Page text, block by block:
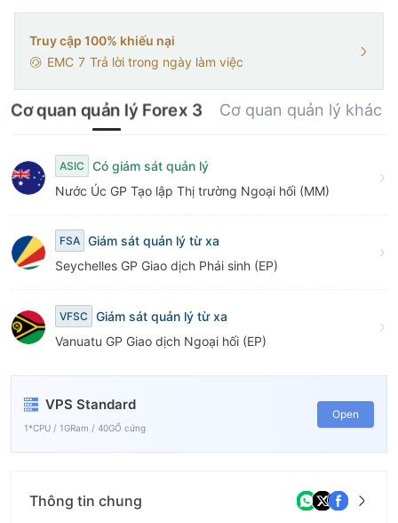
Truy cập 100% khiếu nại
EMC 7 Trả lời trong ngày làm việc
Cơ quan quản lý Forex 3 Cơ quan quản lý khác 1
ASIC
Có giám sát quản lý
Nước Úc GP Tạo lập Thị trường Ngoại hối (MM)
FSA Giám sát quản lý từ xa
Seychelles GP Giao dịch Phái sinh (EP)
VFSC
Giám sát quản lý từ xa
Vanuatu GP Giao dịch Ngoại hối (EP)
VPS Standard
1*CPU / 1GRam / 40GỔ cứng
Open
Thông tin chung